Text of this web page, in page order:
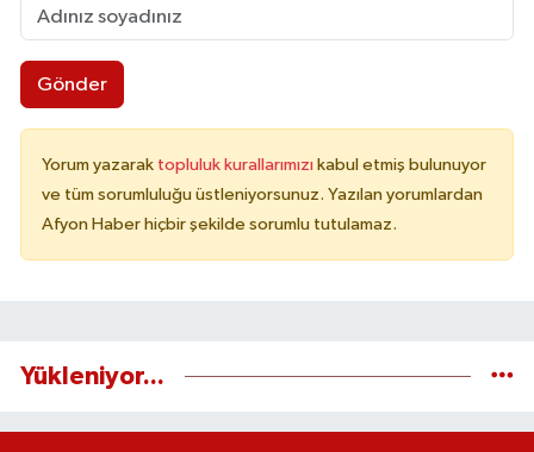
Gönder
Yorum yazarak topluluk kurallarımızı kabul etmiş bulunuyor
ve tüm sorumluluğu üstleniyorsunuz. Yazılan yorumlardan
Afyon Haber hiçbir şekilde sorumlu tutulamaz.
Yükleniyor...